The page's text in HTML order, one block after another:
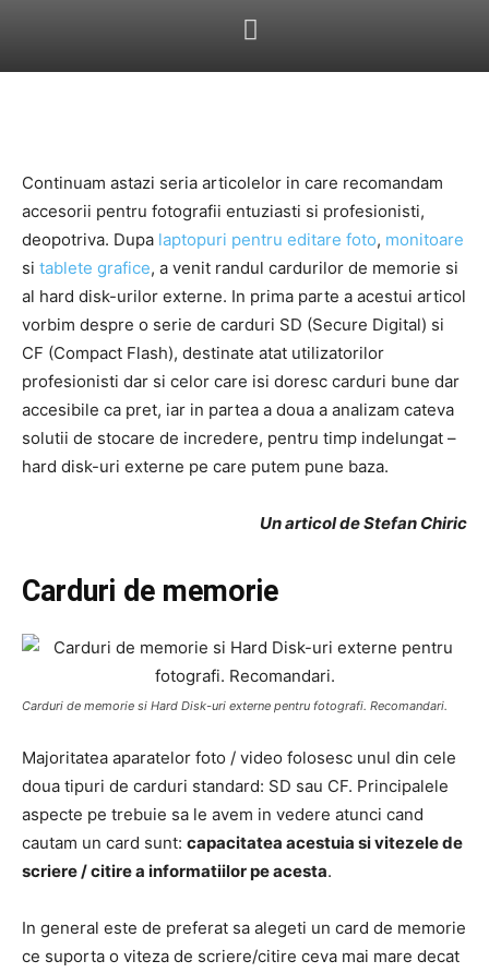
Continuam astazi seria articolelor in care recomandam
accesorii pentru fotografii entuziasti si profesionisti,
deopotriva. Dupa laptopuri pentru editare foto, monitoare
si tablete grafice, a venit randul cardurilor de memorie si
al hard disk-urilor externe. In prima parte a acestui articol
vorbim despre o serie de carduri SD (Secure Digital) si
CF (Compact Flash), destinate atat utilizatorilor
profesionisti dar si celor care isi doresc carduri bune dar
accesibile ca pret, iar in partea a doua a analizam cateva
solutii de stocare de incredere, pentru timp indelungat –
hard disk-uri externe pe care putem pune baza.
Un articol de Stefan Chiric
Carduri de memorie
Carduri de memorie si Hard Disk-uri externe pentru fotografi. Recomandari.
Majoritatea aparatelor foto / video folosesc unul din cele
doua tipuri de carduri standard: SD sau CF. Principalele
aspecte pe trebuie sa le avem in vedere atunci cand
cautam un card sunt: capacitatea acestuia si vitezele de
scriere / citire a informatiilor pe acesta.
In general este de preferat sa alegeti un card de memorie
ce suporta o viteza de scriere/citire ceva mai mare decat